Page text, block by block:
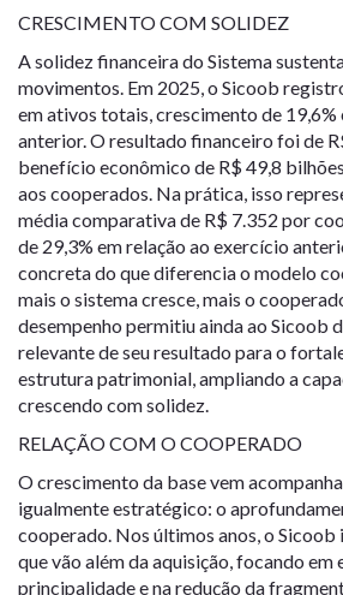
CRESCIMENTO COM SOLIDEZ
A solidez financeira do Sistema
movimentos. Em 2025, o Sicoob
em ativos totais, crescimento de 19,6%
anterior. O resultado financeiro foi de
benefício econômico de R$ 49,8
aos cooperados. Na prática, isso
média comparativa de R$ 7.352 por
de 29,3% em relação ao exercício
concreta do que diferencia o modelo
mais o sistema cresce, mais o
desempenho permitiu ainda ao Sicoob
relevante de seu resultado para o
estrutura patrimonial, ampliando a
crescendo com solidez.
RELAÇÃO COM O COOPERADO
O crescimento da base vem
igualmente estratégico: o
cooperado. Nos últimos anos, o
que vão além da aquisição, focando em
principalidade e na redução da